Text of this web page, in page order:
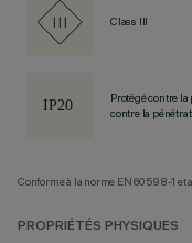
Class III
Protégé contre
contre la
Conforme à la norme EN60598-1 et
PROPRIÉTÉS PHYSIQUES